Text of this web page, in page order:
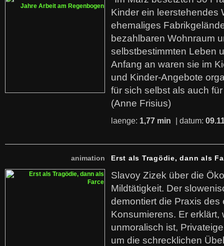
Kinder ein leerstehendes
ehemaliges
bezahlbaren Wohnraum
selbstbestimmten Leben
Anfang an waren sie im
und Kinder-Angebote
für sich selbst als auch
(Anne Frisius)
laenge: 1,77 min | datum:
animation Erst als Tragödie, dann als
Slavoy Zizek über die
Mildtätigkeit. Der
demontiert die Praxis des
Konsumierens. Er erklärt,
unmoralisch ist,
um die schrecklichen